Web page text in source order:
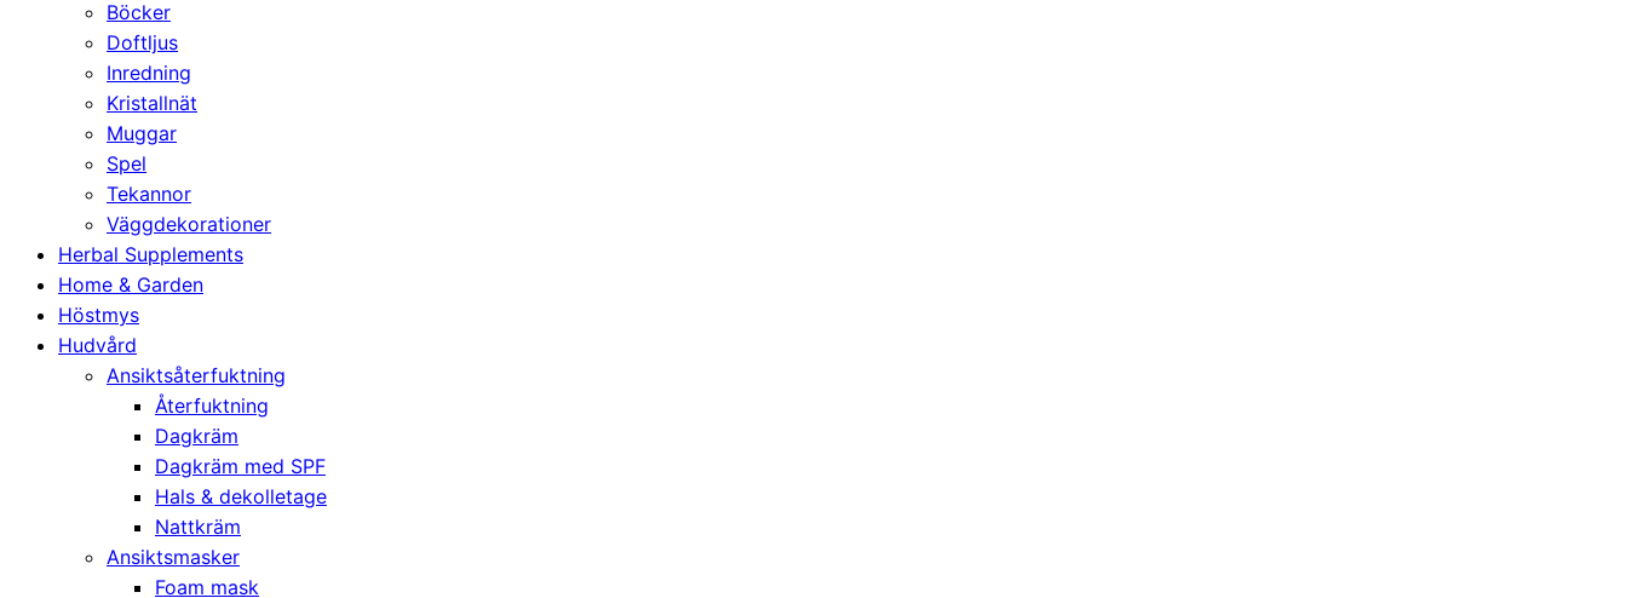
Böcker
Doftljus
Inredning
Kristallnät
Muggar
Spel
Tekannor
Väggdekorationer
Herbal Supplements
Home & Garden
Höstmys
Hudvård
Ansiktsåterfuktning
Återfuktning
Dagkräm
Dagkräm med SPF
Hals & dekolletage
Nattkräm
Ansiktsmasker
Foam mask